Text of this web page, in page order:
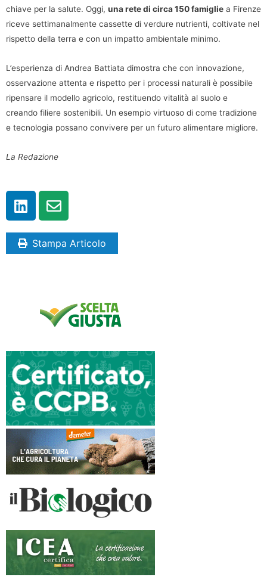
chiave per la salute. Oggi, una rete di circa 150 famiglie a Firenze
riceve settimanalmente cassette di verdure nutrienti, coltivate nel
rispetto della terra e con un impatto ambientale minimo.
L’esperienza di Andrea Battiata dimostra che con innovazione,
osservazione attenta e rispetto per i processi naturali è possibile
ripensare il modello agricolo, restituendo vitalità al suolo e
creando filiere sostenibili. Un esempio virtuoso di come tradizione
e tecnologia possano convivere per un futuro alimentare migliore.
La Redazione
Stampa Articolo